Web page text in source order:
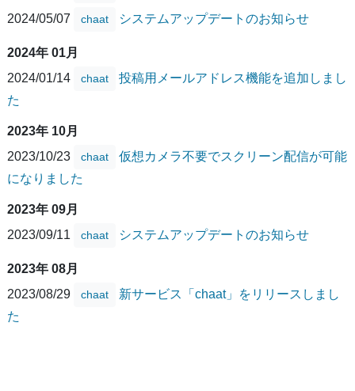
2024/05/07 chaat システムアップデートのお知らせ
2024年 01月
2024/01/14
chaat
投稿用メールアドレス機能を追加しまし
た
2023年 10月
2023/10/23
chaat
仮想カメラ不要でスクリーン配信が可能
になりました
2023年 09月
2023/09/11
chaat システムアップデートのお知らせ
2023年 08月
2023/08/29
chaat
新サービス「chaat」をリリースしまし
た